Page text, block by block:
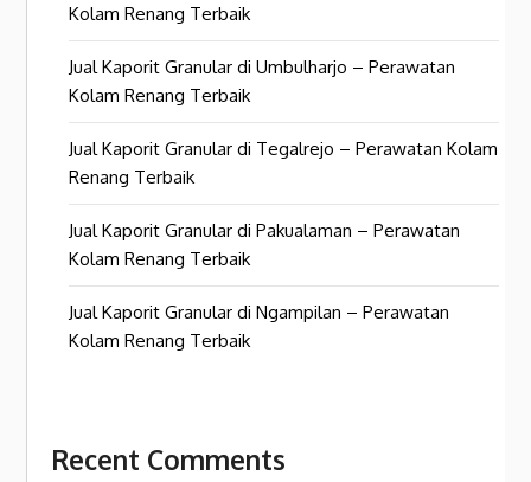
Kolam Renang Terbaik
Jual Kaporit Granular di Umbulharjo – Perawatan
Kolam Renang Terbaik
Jual Kaporit Granular di Tegalrejo – Perawatan Kolam
Renang Terbaik
Jual Kaporit Granular di Pakualaman – Perawatan
Kolam Renang Terbaik
Jual Kaporit Granular di Ngampilan – Perawatan
Kolam Renang Terbaik
Recent Comments